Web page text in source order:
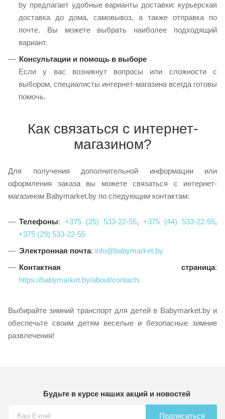
by предлагает удобные варианты доставки: курьерская
доставка до дома, самовывоз, а также отправка по
почте. Вы можете выбрать наиболее подходящий
вариант.
Консультации и помощь в выборе
Если у вас возникнут вопросы или сложности с
выбором, специалисты интернет-магазина всегда готовы
помочь.
Как связаться с интернет-
магазином?
Для получения дополнительной информации или
оформления заказа вы можете связаться с интернет-
магазином Babymarket.by по следующим контактам:
Телефоны: +375 (25) 533-22-55, +375 (44) 533-22-55,
+375 (29) 533-22-55
Электронная почта: info@babymarket.by
Контактная страница:
https://babymarket.by/about/contacts
Выбирайте зимний транспорт для детей в Babymarket.by и
обеспечьте своим детям веселые и безопасные зимние
развлечения!
Будьте в курсе наших акций и новостей
Подписаться